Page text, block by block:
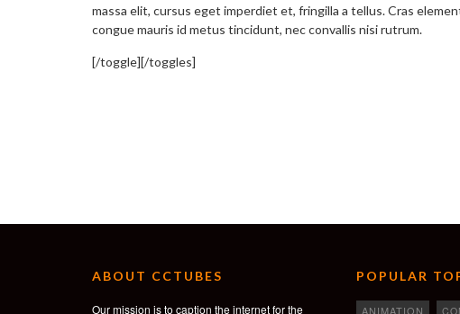
massa elit, cursus eget imperdiet et, fringilla a tellus. Cras
congue mauris id metus tincidunt, nec convallis nisi rutrum.
[/toggle][/toggles]
ABOUT CCTUBES
Our mission is to caption the internet for the
POPULAR
ANIMATION